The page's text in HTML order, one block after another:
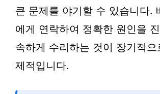
큰 문제를 야기할 수 있습니다.
에게 연락하여 정확한 원인을
속하게 수리하는 것이 장기적으
제적입니다.